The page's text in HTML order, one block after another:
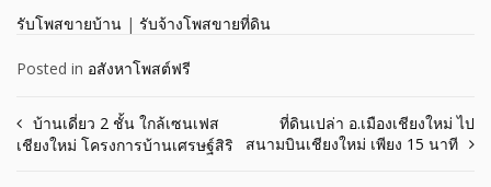
รับโพสขายบ้าน | รับจ้างโพสขายที่ดิน
Posted in อสังหาโพสต์ฟรี
Post
บ้านเดี่ยว 2 ชั้น ใกล้เซนเฟส
เชียงใหม่ โครงการบ้านเศรษฐ์สิริ
ที่ดินเปล่า อ.เมืองเชียงใหม่ ไป
สนามบินเชียงใหม่ เพียง 15 นาที